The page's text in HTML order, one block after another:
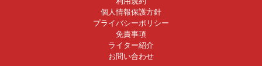
個人情報保護方針
プライバシーポリシー
免責事項
ライター紹介
お問い合わせ